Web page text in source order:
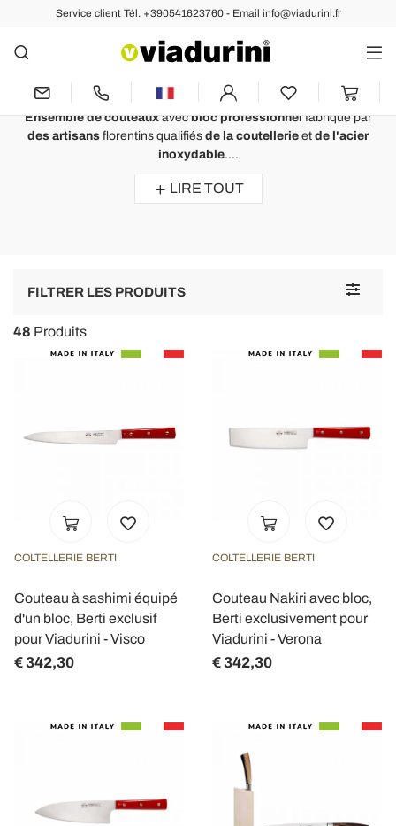
Service client Tél. +390541623760 - Email info@viadurini.fr
Couteaux de cuisine de design
italien
Ensemble de couteauxavecbloc professionnelfabriqué par
des artisans florentins qualifiés de la coutellerie et de l'acier
inoxydable....
LIRE TOUT
Toggle
FILTRER LES PRODUITS
48 Produits
COLTELLERIE BERTI
Couteau à sashimi équipé
d'un bloc, Berti exclusif
pour Viadurini - Visco
€ 342,30
COLTELLERIE BERTI
Couteau Nakiri avec bloc,
Berti exclusivement pour
Viadurini - Verona
€ 342,30